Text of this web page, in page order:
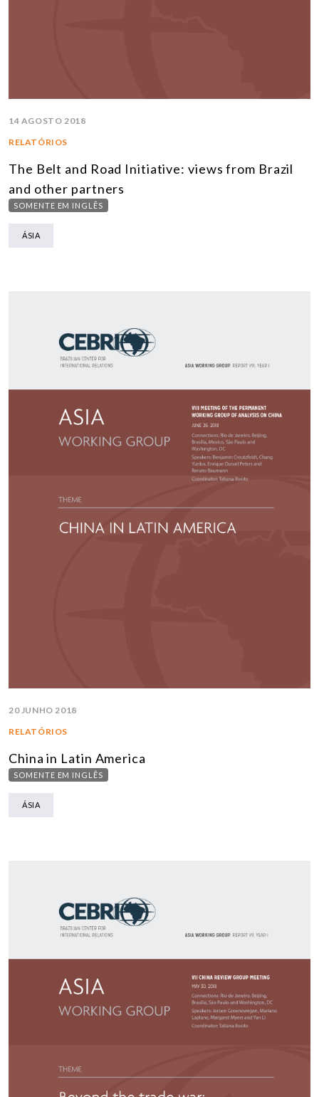
14 AGOSTO 2018
RELATÓRIOS
The Belt and Road Initiative: views from Brazil
and other partners
SOMENTE EM INGLÊS
ÁSIA
20 JUNHO 2018
RELATÓRIOS
China in Latin America
SOMENTE EM INGLÊS
ÁSIA